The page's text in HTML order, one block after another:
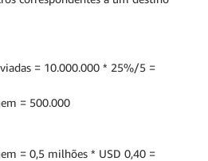
= 10.000.000 * 25%/5 =
= 500.000
= 0,5 milhões * USD 0,40 =